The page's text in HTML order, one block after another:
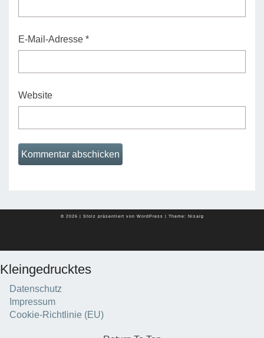
E-Mail-Adresse *
Website
© 2026 Stolz präsentiert von WordPress Theme: Nisarg
Kleingedrucktes
Datenschutz
Impressum
Cookie-Richtlinie (EU)